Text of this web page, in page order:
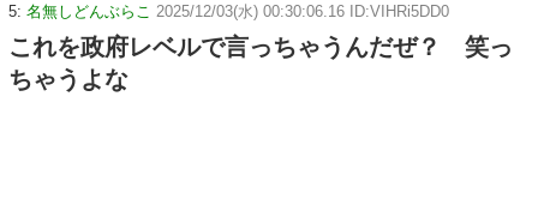
5: 名無しどんぶらこ 2025/12/03(水) 00:30:06.16 ID:VIHRi5DD0
これを政府レベルで言っちゃうんだぜ？ 笑っ
ちゃうよな